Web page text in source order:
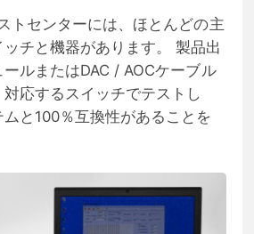
トセンターには、ほとんどの主
チと機器があります。 製品出
ルまたはDAC / AOCケーブル
応するスイッチでテストし
と100％互換性があることを